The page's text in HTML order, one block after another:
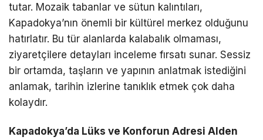
tutar. Mozaik tabanlar ve sütun kalıntıları,
Kapadokya’nın önemli bir kültürel merkez olduğunu
hatırlatır. Bu tür alanlarda kalabalık olmaması,
ziyaretçilere detayları inceleme fırsatı sunar. Sessiz
bir ortamda, taşların ve yapının anlatmak istediğini
anlamak, tarihin izlerine tanıklık etmek çok daha
kolaydır.
Kapadokya’da Lüks ve Konforun Adresi Alden